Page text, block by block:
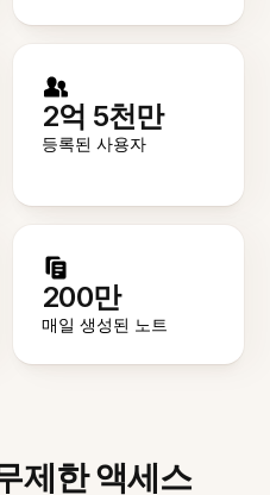
2억 5천만
등록된 사용자
200만
매일 생성된 노트
제한 액세스